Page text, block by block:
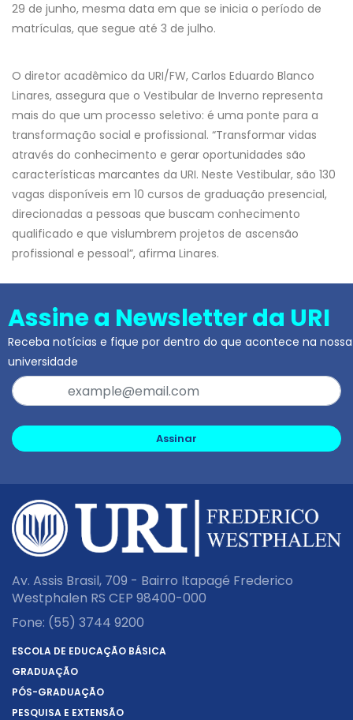
29 de junho, mesma data em que se inicia o período de
matrículas, que segue até 3 de julho.
O diretor acadêmico da URI/FW, Carlos Eduardo Blanco
Linares, assegura que o Vestibular de Inverno representa
mais do que um processo seletivo: é uma ponte para a
transformação social e profissional. “Transformar vidas
através do conhecimento e gerar oportunidades são
características marcantes da URI. Neste Vestibular, são 130
vagas disponíveis em 10 cursos de graduação presencial,
direcionadas a pessoas que buscam conhecimento
qualificado e que vislumbrem projetos de ascensão
profissional e pessoal”, afirma Linares.
Assine a Newsletter da URI
Receba notícias e fique por dentro do que acontece na nossa
universidade
Assinar
Av. Assis Brasil, 709 - Bairro Itapagé Frederico
Westphalen RS CEP 98400-000
Fone: (55) 3744 9200
ESCOLA DE EDUCAÇÃO BÁSICA
GRADUAÇÃO
PÓS-GRADUAÇÃO
PESQUISA E EXTENSÃO